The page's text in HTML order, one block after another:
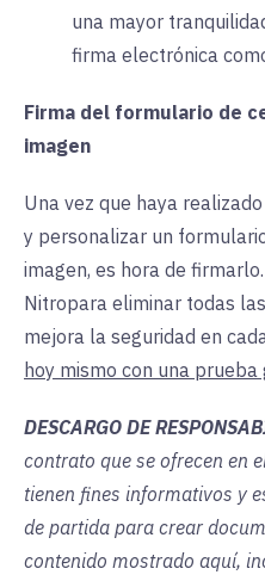
una mayor
firma electrónica
Firma del formulario de
imagen
Una vez que haya
y personalizar un
imagen, es hora de
Nitropara eliminar todas
mejora la seguridad en
hoy mismo con una
DESCARGO DE
contrato que se ofrecen en
tienen fines informativos y
de partida para crear
contenido mostrado aquí,